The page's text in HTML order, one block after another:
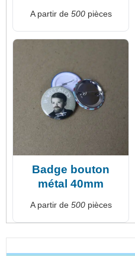
A partir de 500pièces
Badge bouton
métal 40mm
A partir de 500pièces